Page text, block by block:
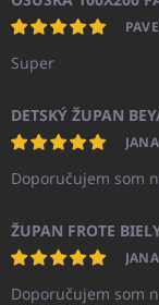
Super
DETSKÝ ŽUPAN
Doporučujem som
ŽUPAN FROTE
Doporučujem som